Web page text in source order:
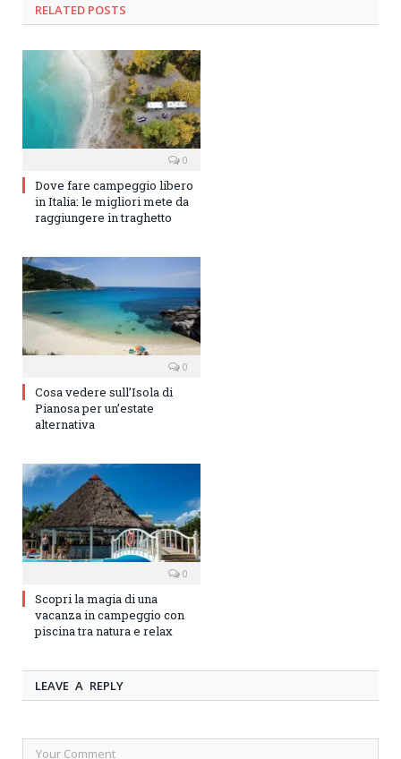
RELATED POSTS
0
Dove fare campeggio libero
in Italia: le migliori mete da
raggiungere in traghetto
0
Cosa vedere sull’Isola di
Pianosa per un’estate
alternativa
0
Scopri la magia di una
vacanza in campeggio con
piscina tra natura e relax
LEAVE A REPLY